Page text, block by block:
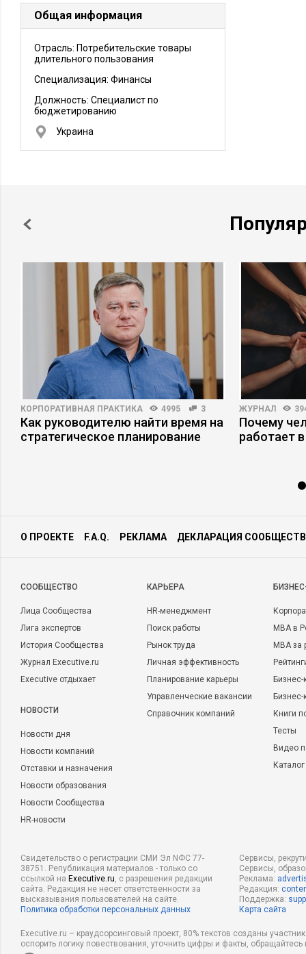
Общая информация
Отрасль: Потребительские товары
длительного пользования
Специализация: Финансы
Должность: Специалист по
бюджетированию
Украина
КОРПОРАТИВНАЯ ПРАКТИКА 4995 3
Как руководителю найти время на
стратегическое планирование
ЖУРНАЛ
Почему
работает
О ПРОЕКТЕ F.A.Q. РЕКЛАМА ДЕКЛАРАЦИЯ
CООБЩЕСТВО
Лица Сообщества
Лига экспертов
История Сообщества
Журнал Executive.ru
Executive отдыхает
НОВОСТИ
Новости дня
Новости компаний
Отставки и назначения
Новости образования
Новости Сообщества
HR-новости
КАРЬЕРА
HR-менеджмент
Поиск работы
Рынок труда
Личная эффективность
Планирование карьеры
Управленческие вакансии
Справочник компаний
MBA в
MBA
Бизнес-
Книги
Тесты
Видео
Свидетельство о регистрации СМИ Эл NФС 77-
38751. Републикация материалов - только со
ссылкой на Executive.ru, с разрешения редакции
сайта. Редакция не несет ответственности за
высказывания пользователей на сайте.
Политика обработки персональных данных
Сервисы,
Сервисы,
Реклама:
Редакция:
Поддержка:
Карта сайта
Executive.ru – краудсорсинговый проект, 80% текстов созданы
оспорить логику повествования, уточнить цифры и факты,